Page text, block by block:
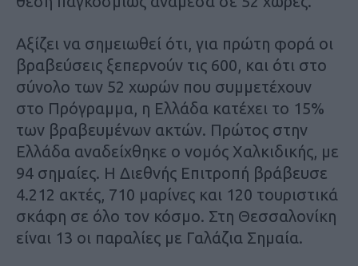
Αξίζει να σημειωθεί ότι, για πρώτη φορά οι
βραβεύσεις ξεπερνούν τις 600, και ότι στο
σύνολο των 52 χωρών που συμμετέχουν
στο Πρόγραμμα, η Ελλάδα κατέχει το 15%
των βραβευμένων ακτών. Πρώτος στην
Ελλάδα αναδείχθηκε ο νομός Χαλκιδικής, με
94 σημαίες. Η Διεθνής Επιτροπή βράβευσε
4.212 ακτές, 710 μαρίνες και 120 τουριστικά
σκάφη σε όλο τον κόσμο. Στη Θεσσαλονίκη
είναι 13 οι παραλίες με Γαλάζια Σημαία.